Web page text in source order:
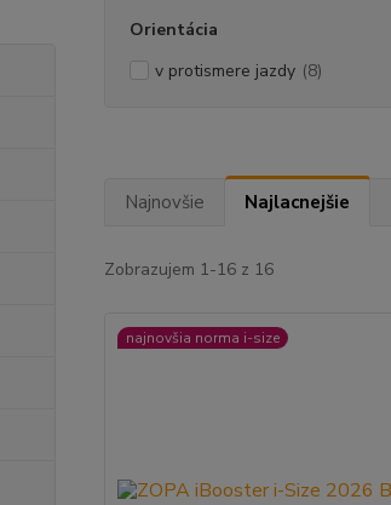
Orientácia
v protismere jazdy (8)
Najnovšie Najlacnejšie
Zobrazujem 1-16 z 16
najnovšia norma i-size